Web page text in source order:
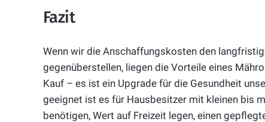
Fazit
Wenn wir die Anschaffungskosten den
gegenüberstellen, liegen die Vorteile eines
Kauf – es ist ein Upgrade für die Gesundheit
geeignet ist es für Hausbesitzer mit kleinen bis
benötigen, Wert auf Freizeit legen, einen